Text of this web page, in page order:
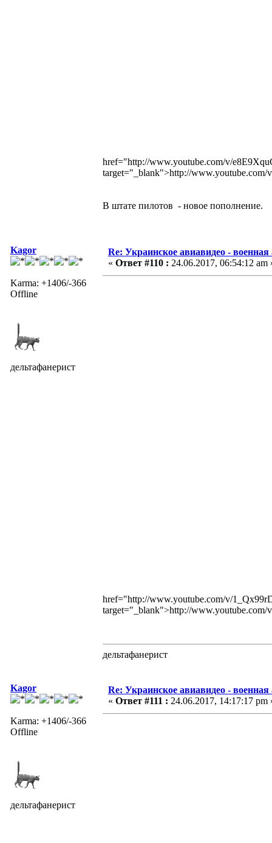
href="http://www.youtube.com/v/
target="_blank">http://
В штате пилотов - новое пополнение.
Kagor
Karma: +1406/-366
Offline
дельтафанерист
Re: Украинское авиавидео -
« Ответ #110 : 24.06.2017, 06:54:12 am
href="http://www.youtube.com/v/
target="_blank">http://
дельтафанерист
Kagor
Karma: +1406/-366
Offline
дельтафанерист
Re: Украинское авиавидео -
« Ответ #111 : 24.06.2017, 14:17:17 pm